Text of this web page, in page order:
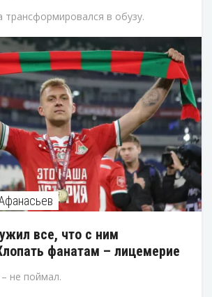
трансформировался в обузу.
все, что с ним
фанатам – лицемерие
не поймал.